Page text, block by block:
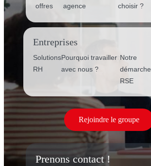
offres
agence
choisir ?
Entreprises
Solutions
RH
Pourquoi travailler
avec nous ?
Notre
démarche
RSE
Rejoindre le groupe
Prenons contact !